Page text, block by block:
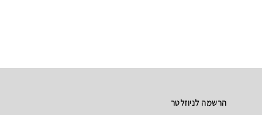
הרשמה לניוזלטר